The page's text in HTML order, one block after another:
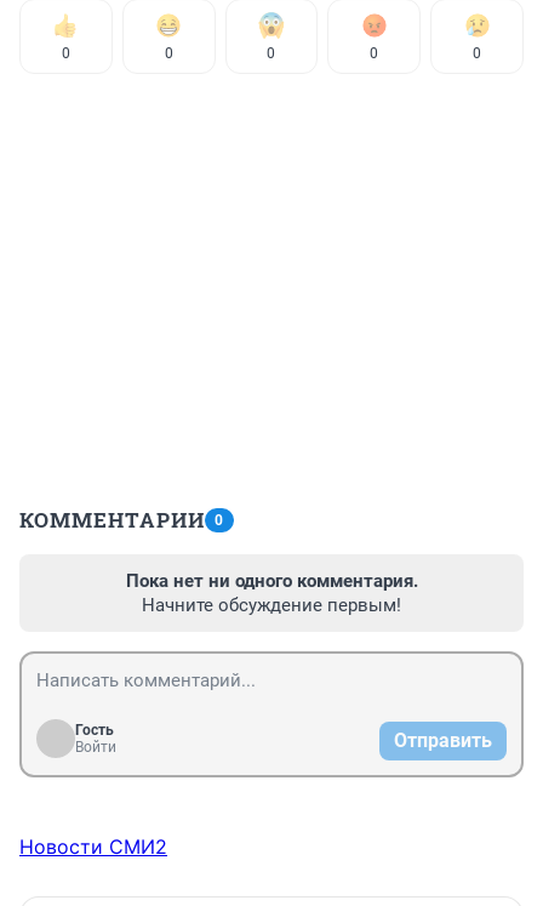
0 0 0 0 0
КОММЕНТАРИИ 0
Пока нет ни одного комментария.
Начните обсуждение первым!
Гость
Войти
Отправить
Новости СМИ2